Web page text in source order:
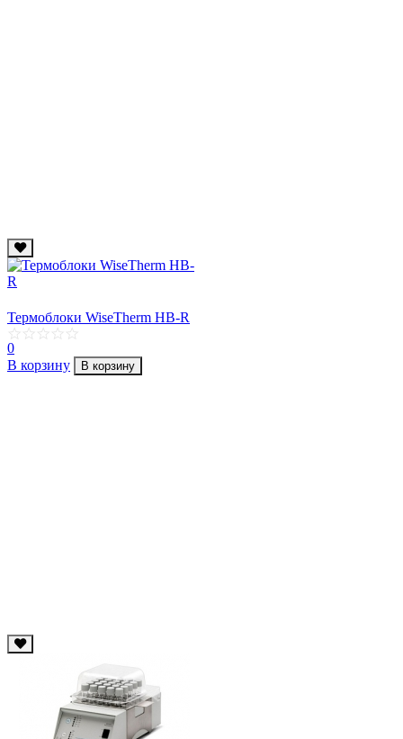
Термоблоки WiseTherm НВ-R
0
В корзину
В корзину